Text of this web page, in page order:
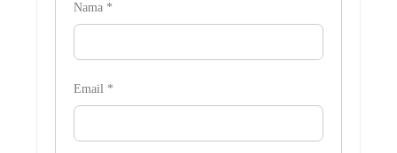
Nama *
Email *